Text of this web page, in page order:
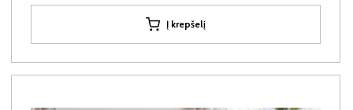
Į krepšelį